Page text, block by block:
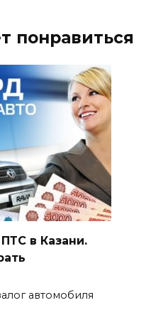
понравиться
в Казани.
автомобиля